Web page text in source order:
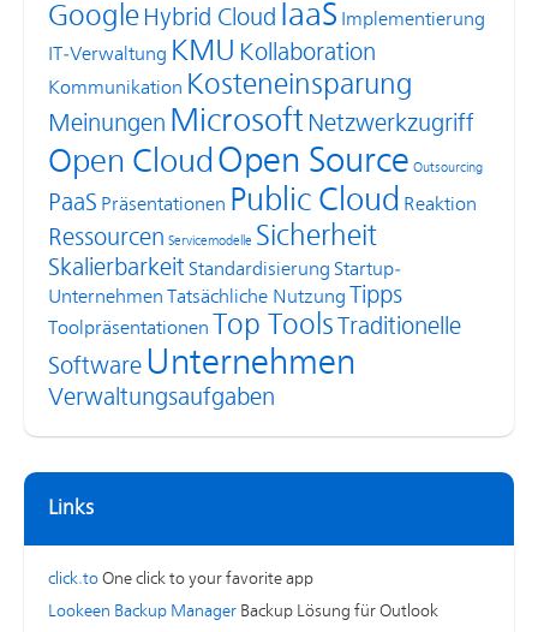
Google Hybrid Cloud IaaS Implementierung
IT-Verwaltung KMU Kollaboration
Kommunikation Kosteneinsparung
Meinungen Microsoft Netzwerkzugriff
Open CloudOpen Source Outsourcing
PaaS Präsentationen Public Cloud Reaktion
Ressourcen Servicemodelle Sicherheit
Skalierbarkeit Standardisierung Startup-
Unternehmen Tatsächliche Nutzung Tipps
Toolpräsentationen Top Tools
Traditionelle
Software Unternehmen
Verwaltungsaufgaben
Links
click.to One click to your favorite app
Lookeen Backup Manager Backup Lösung für Outlook